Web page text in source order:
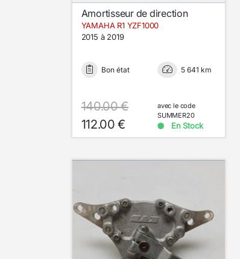
Amortisseur de direction
YAMAHA R1 YZF1000
2015 à 2019
Bon état 5 641 km
140.00 €
112.00 €
avec le code
SUMMER20
En Stock